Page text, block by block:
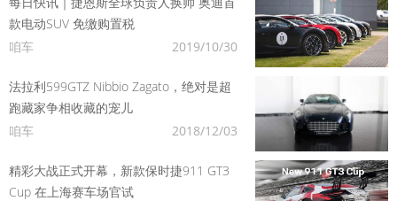
款电动SUV 免缴购置税
咱车
2019/10/30
法拉利599GTZ Nibbio Zagato，绝对是超
跑藏家争相收藏的宠儿
咱车
2018/12/03
精彩大战正式开幕，新款保时捷911 GT3
Cup 在上海赛车场官试